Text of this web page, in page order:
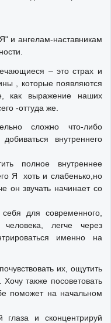
и ангелам-наставникам
– это страх и
, которые появляются
как выражение наших
-оттуда же.
сложно что-либо
внутреннего
полное внутреннее
Я хоть и слабенько,но
он звучать начинает со
для современного,
легче через
именно на
их, ощутить
также посоветовать
поможет на начальном
и сконцентрируй